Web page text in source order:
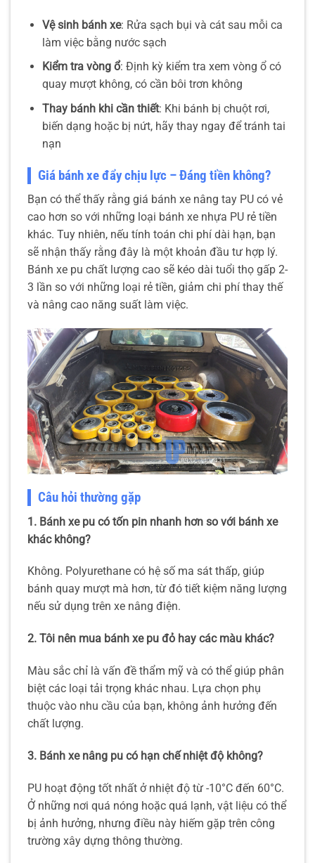
Vệ sinh bánh xe: Rửa sạch bụi và cát sau mỗi ca
làm việc bằng nước sạch
Kiểm tra vòng ổ: Định kỳ kiểm tra xem vòng ổ có
quay mượt không, có cần bôi trơn không
Thay bánh khi cần thiết: Khi bánh bị chuột rơi,
biến dạng hoặc bị nứt, hãy thay ngay để tránh tai
nạn
Giá bánh xe đẩy chịu lực – Đáng tiền không?
Bạn có thể thấy rằng giá bánh xe nâng tay PU có vẻ
cao hơn so với những loại bánh xe nhựa PU rẻ tiền
khác. Tuy nhiên, nếu tính toán chi phí dài hạn, bạn
sẽ nhận thấy rằng đây là một khoản đầu tư hợp lý.
Bánh xe pu chất lượng cao sẽ kéo dài tuổi thọ gấp 2-
3 lần so với những loại rẻ tiền, giảm chi phí thay thế
và nâng cao năng suất làm việc.
Câu hỏi thường gặp
1. Bánh xe pu có tốn pin nhanh hơn so với bánh xe
khác không?
Không. Polyurethane có hệ số ma sát thấp, giúp
bánh quay mượt mà hơn, từ đó tiết kiệm năng lượng
nếu sử dụng trên xe nâng điện.
2. Tôi nên mua bánh xe pu đỏ hay các màu khác?
Màu sắc chỉ là vấn đề thẩm mỹ và có thể giúp phân
biệt các loại tải trọng khác nhau. Lựa chọn phụ
thuộc vào nhu cầu của bạn, không ảnh hưởng đến
chất lượng.
3. Bánh xe nâng pu có hạn chế nhiệt độ không?
PU hoạt động tốt nhất ở nhiệt độ từ -10°C đến 60°C.
Ở những nơi quá nóng hoặc quá lạnh, vật liệu có thể
bị ảnh hưởng, nhưng điều này hiếm gặp trên công
trường xây dựng thông thường.